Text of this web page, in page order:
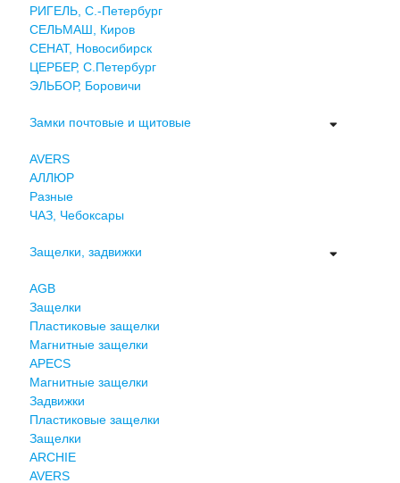
РИГЕЛЬ, С.-Петербург
СЕЛЬМАШ, Киров
СЕНАТ, Новосибирск
ЦЕРБЕР, С.Петербург
ЭЛЬБОР, Боровичи
Замки почтовые и щитовые
AVERS
АЛЛЮР
Разные
ЧАЗ, Чебоксары
Защелки, задвижки
AGB
Защелки
Пластиковые защелки
Магнитные защелки
APECS
Магнитные защелки
Задвижки
Пластиковые защелки
Защелки
ARCHIE
AVERS